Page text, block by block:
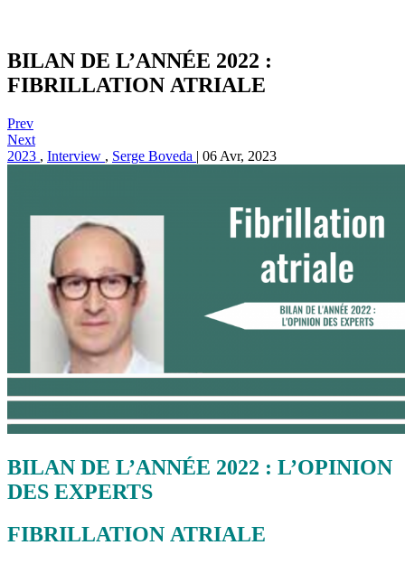
BILAN DE L’ANNÉE 2022 :
FIBRILLATION ATRIALE
Prev
Next
2023 , Interview , Serge Boveda | 06 Avr, 2023
BILAN DE L’ANNÉE 2022 : L’OPINION
DES EXPERTS
FIBRILLATION ATRIALE